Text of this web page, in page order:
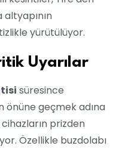
yürütülüyor.
Uyarılar
süresince
geçmek adına
prizden
Özellikle buzdolabı